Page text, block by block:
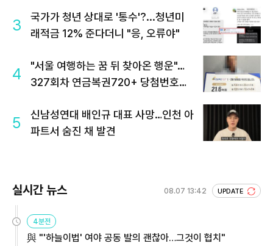
3
국가가 청년 상대로 '통수'?...청년미
래적금 12% 준다더니 "응, 오류야"
4
"서울 여행하는 꿈 뒤 찾아온 행운"…
327회차 연금복권720+ 당첨번호조
5
신남성연대 배인규 대표 사망…인천 아
파트서 숨진 채 발견
실시간 뉴스 08.07 13:42 UPDATE
4분전
與 "'하늘이법' 여야 공동 발의 괜찮아…그것이 협치"